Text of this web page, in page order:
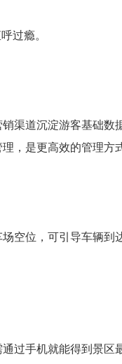
过瘾。
渠道沉淀游客基础数
，是更高效的管理方
空位，可引导车辆到
过手机就能得到景区